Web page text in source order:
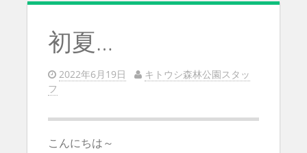
初夏…
2022年6月19日
キトウシ森林公園スタッ
フ
こんにちは～